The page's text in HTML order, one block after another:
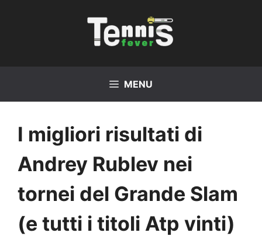
MENU
I migliori risultati di
Andrey Rublev nei
tornei del Grande Slam
(e tutti i titoli Atp vinti)